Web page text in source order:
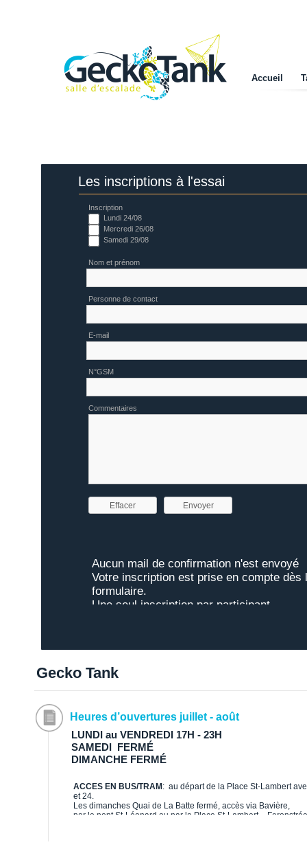
Inscription
Lundi 24/08
Mercredi 26/08
Samedi 29/08
Nom et prénom
Personne de contact
E-mail
N°GSM
Commentaires
Effacer Envoyer
Aucun mail de confirmation n'est envoyé
Votre inscription est prise en compte dès
formulaire.
Une seul inscription par participant.
Les inscriptions à l'essai
Accueil
LUNDI au VENDREDI 17H - 23H
SAMEDI FERMÉ
DIMANCHE FERMÉ
Heures d’ouvertures juillet - août
ACCES EN BUS/TRAM: au départ de la Place St-Lambert
et 24.
Les dimanches Quai de La Batte fermé, accès via Bavière,
par le pont St-Léonard ou par la Place St-Lambert – Feronstrée
Gecko Tank